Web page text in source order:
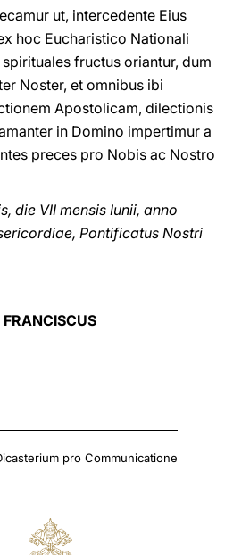
ut, intercedente Eius
hoc Eucharistico Nationali
fructus oriantur, dum
Noster, et omnibus ibi
Apostolicam, dilectionis
in Domino impertimur a
preces pro Nobis ac Nostro
die VII mensis Iunii, anno
Pontificatus Nostri
FRANCISCUS
pro Communicatione